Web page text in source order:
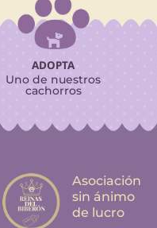

ADOPTA
Uno de nuestros
cachorros
Asociación
sin ánimo
de lucro